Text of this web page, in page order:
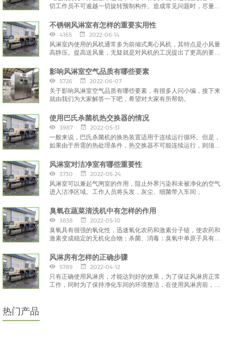
切工作员不可逾越一切旋转预制构件。造成常见问题时，尽量立
不锈钢风淋室有怎样的重要实用性
4165
2022-06-14
风淋室内使用的风机通常多为前倾式离心风机，其特点是小风量
高静压。提高送风量，无疑就是对风机的工况提出了更高的要
影响风淋室空气品质有哪些要素
5726
2022-06-07
关于影响风淋室空气品质有哪些要素，有很多人问小编，接下来
就由我们为大家解答一下吧，希望对大家有所帮助。
使用巴氏杀菌机热交换器的情况
3987
2022-05-31
一般来说，巴氏杀菌机的换热装置适用于连续运行循环。但是，
如果由于所需的热处理条件，热交换器不可能连续运行，则须提
风淋室对洁净室有哪些重要性
3730
2022-05-24
风淋室可以兼起气闸室的作用，阻止外界污染和未被净化的空气
进入洁净区域。工作人员将头发，灰尘、细菌带入车间，
臭氧在蔬菜清洗机中有怎样的作用
3838
2022-05-10
臭氧具有很强的氧化性，迅速氧化农药和激素分子链，使农药和
激素变成稳定的无机化合物；杀菌、消毒：臭氧中单原子具有很
风淋房有怎样的正确步骤
5789
2022-04-12
只有正确使用风淋房，才能达到好的效果，为了保证风淋房正常
工作，同时为了保持净化车间的环境整洁，在使用风淋房前，要
热门产品